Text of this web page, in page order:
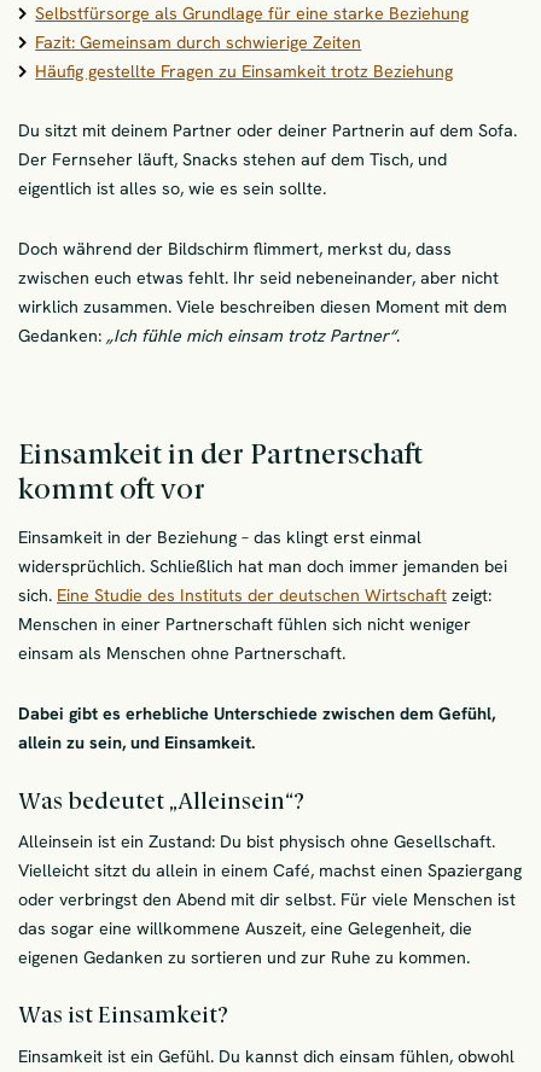
Selbstfürsorge als Grundlage für eine starke Beziehung
Fazit: Gemeinsam durch schwierige Zeiten
Häufig gestellte Fragen zu Einsamkeit trotz Beziehung
Du sitzt mit deinem Partner oder deiner Partnerin auf dem Sofa.
Der Fernseher läuft, Snacks stehen auf dem Tisch, und
eigentlich ist alles so, wie es sein sollte.
Doch während der Bildschirm flimmert, merkst du, dass
zwischen euch etwas fehlt. Ihr seid nebeneinander, aber nicht
wirklich zusammen. Viele beschreiben diesen Moment mit dem
Gedanken: „Ich fühle mich einsam trotz Partner“.
Einsamkeit in der Partnerschaft
kommt oft vor
Einsamkeit in der Beziehung – das klingt erst einmal
widersprüchlich. Schließlich hat man doch immer jemanden bei
sich. Eine Studie des Instituts der deutschen Wirtschaft zeigt:
Menschen in einer Partnerschaft fühlen sich nicht weniger
einsam als Menschen ohne Partnerschaft.
Dabei gibt es erhebliche Unterschiede zwischen dem Gefühl,
allein zu sein, und Einsamkeit.
Was bedeutet „Alleinsein“?
Alleinsein ist ein Zustand: Du bist physisch ohne Gesellschaft.
Vielleicht sitzt du allein in einem Café, machst einen Spaziergang
oder verbringst den Abend mit dir selbst. Für viele Menschen ist
das sogar eine willkommene Auszeit, eine Gelegenheit, die
eigenen Gedanken zu sortieren und zur Ruhe zu kommen.
Was ist Einsamkeit?
Einsamkeit ist ein Gefühl. Du kannst dich einsam fühlen, obwohl